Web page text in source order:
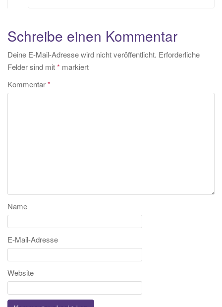
Schreibe einen Kommentar
Deine E-Mail-Adresse wird nicht veröffentlicht. Erforderliche
Felder sind mit* markiert
Kommentar*
Name
E-Mail-Adresse
Website